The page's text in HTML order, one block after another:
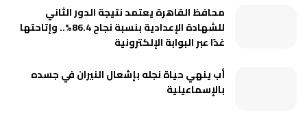
محافظ القاهرة يعتمد نتيجة الدور الثاني
للشهادة الإعدادية بنسبة نجاح 86.4%.. وإتاحتها
غدًا عبر البوابة الإلكترونية
أب ينهي حياة نجله بإشعال النيران في جسده
بالإسماعيلية